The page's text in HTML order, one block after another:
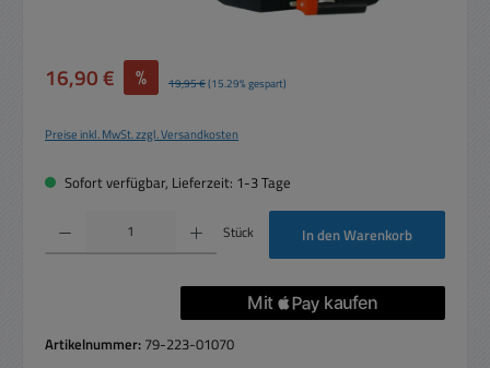
Verkaufspreis:
16,90 € % Regulärer Preis:
19,95 €(15.29% gespart)
Preise inkl. MwSt. zzgl. Versandkosten
Sofort verfügbar, Lieferzeit: 1-3 Tage
Produkt Anzahl: Gib den gewünschten Wert ein oder benutze die Schaltflächen um
Stück In den Warenkorb
Artikelnummer: 79-223-01070